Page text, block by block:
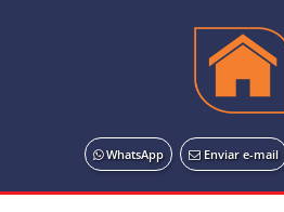
WhatsApp Enviar e-mail